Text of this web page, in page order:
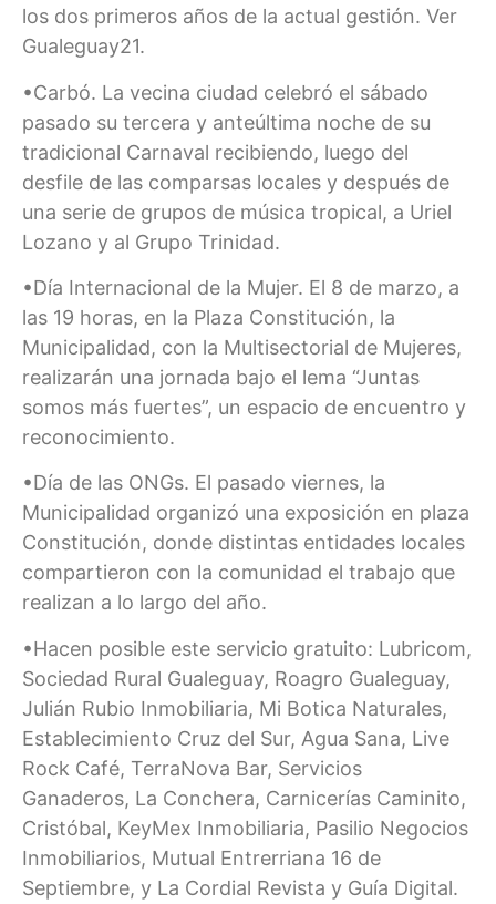
los dos primeros años de la actual gestión. Ver
Gualeguay21.
•Carbó. La vecina ciudad celebró el sábado
pasado su tercera y anteúltima noche de su
tradicional Carnaval recibiendo, luego del
desfile de las comparsas locales y después de
una serie de grupos de música tropical, a Uriel
Lozano y al Grupo Trinidad.
•Día Internacional de la Mujer. El 8 de marzo, a
las 19 horas, en la Plaza Constitución, la
Municipalidad, con la Multisectorial de Mujeres,
realizarán una jornada bajo el lema “Juntas
somos más fuertes”, un espacio de encuentro y
reconocimiento.
•Día de las ONGs. El pasado viernes, la
Municipalidad organizó una exposición en plaza
Constitución, donde distintas entidades locales
compartieron con la comunidad el trabajo que
realizan a lo largo del año.
•Hacen posible este servicio gratuito: Lubricom,
Sociedad Rural Gualeguay, Roagro Gualeguay,
Julián Rubio Inmobiliaria, Mi Botica Naturales,
Establecimiento Cruz del Sur, Agua Sana, Live
Rock Café, TerraNova Bar, Servicios
Ganaderos, La Conchera, Carnicerías Caminito,
Cristóbal, KeyMex Inmobiliaria, Pasilio Negocios
Inmobiliarios, Mutual Entrerriana 16 de
Septiembre, y La Cordial Revista y Guía Digital.